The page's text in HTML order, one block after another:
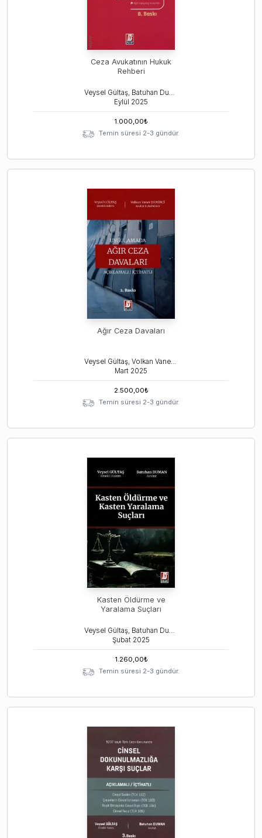
Ceza Avukatının Hukuk
Rehberi
Veysel Gültaş, Batuhan Duman
Eylül 2025
1.000,00₺
Temin süresi 2-3 gündür.
Ağır Ceza Davaları
Veysel Gültaş, Volkan Vaner Demirci
Mart 2025
2.500,00₺
Temin süresi 2-3 gündür.
Kasten Öldürme ve
Yaralama Suçları
Veysel Gültaş, Batuhan Duman
Şubat 2025
1.260,00₺
Temin süresi 2-3 gündür.